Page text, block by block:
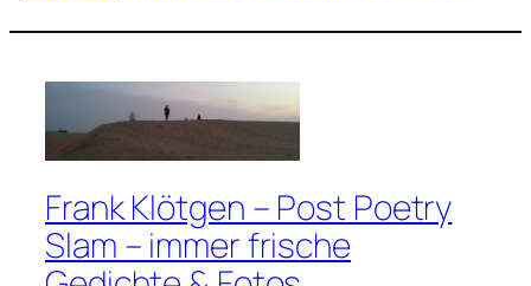
Frank Klötgen – Post Poetry
Slam – immer frische